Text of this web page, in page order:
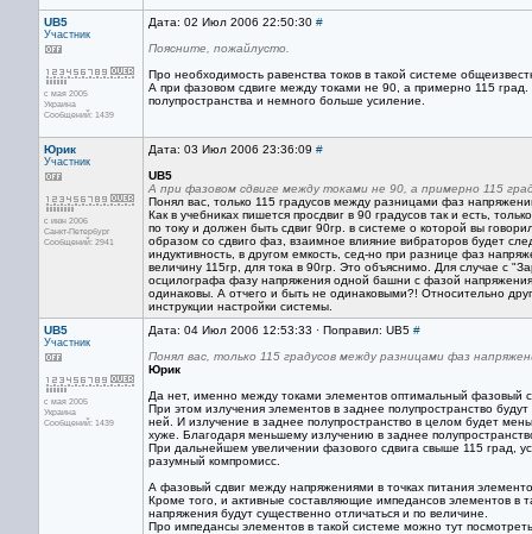
UB5
Участник
с мая 2005
Украина
Сообщений: 1439
Дата: 02 Июл 2006 22:50:30 #
Поясните, пожайлусто.
Про необходимость равенства токов в такой системе
А при фазовом сдвиге между токами не 90, а примерно 115
полупространства и немного больше усиление.
Юрик
Участник
с июн 2006
Санкт-Петербург
Сообщений: 2941
Дата: 03 Июл 2006 23:36:09 #
UB5
А при фазовом сдвиге между токами не 90, а примерно 115
Понял вас, только 115 градусов между разницами фаз
Как в учебниках пишется просдвиг в 90 градусов так и есть,
по току и должен быть сдвиг 90гр. в системе о которой вы
образом со сдвиго фаз, взаимное влияние вибраторов будет
индуктивность, в другом емкость, сед-но при разнице фаз
величину 115гр, для тока в 90гр. Это объяснимо. Для случае с
осцилографа фазу напряжения одной башни с фазой
одинаковы. А отчего и быть не одинаковыми?! Относительно
инструкции настройки системы.
UB5
Участник
с мая 2005
Украина
Сообщений: 1439
Дата: 04 Июл 2006 12:53:33 · Поправил: UB5 #
Понял вас, только 115 градусов между разницами фаз
Юрик
Да нет, именно между токами элементов оптимальный фазовый
При этом излучения элементов в заднее полупространство
ней. И излучение в заднее полупространство в целом будет
хуже. Благодаря меньшему излучению в заднее
При дальнейшем увеличении фазового сдвига свыше 115 град,
разумный компромисс.
А фазовый сдвиг между напряжениями в точках питания
Кроме того, и активные составляющие импедансов элементов в
напряжения будут существенно отличаться и по величине.
Про импедансы элементов в такой системе можно тут